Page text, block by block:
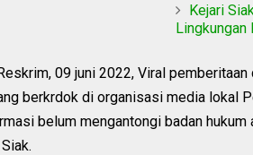
Kejari
Lingkungan
09 juni 2022, Viral
berkrdok di organisasi media lokal
belum mengantongi badan